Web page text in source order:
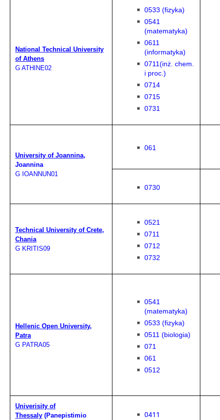
National Technical University
of Athens
G ATHINE02
0533 (fizyka)
0541
(matematyka)
0611
(informatyka)
0711(inż. chem.
i proc.)
0714
0715
0731
University of Joannina,
Joannina
G IOANNUN01
061
0730
Technical University of Crete,
Chania
G KRITIS09
0521
0711
0712
0732
Hellenic Open University,
Patra
G PATRA05
0541
(matematyka)
0533 (fizyka)
0511 (biologia)
071
061
0512
Univerisity of
Thessaly (Panepistimio
0411